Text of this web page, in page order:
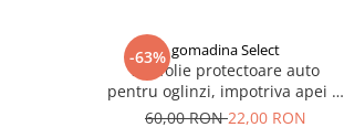
-63% gomadina Select
Set folie protectoare auto
pentru oglinzi, impotriva apei si
aburului, Film Protect
60,00 RON22,00 RON